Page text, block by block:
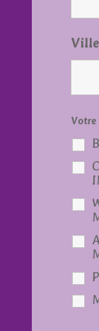
Ville
Votre